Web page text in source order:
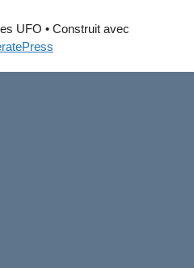
UFO • Construit avec